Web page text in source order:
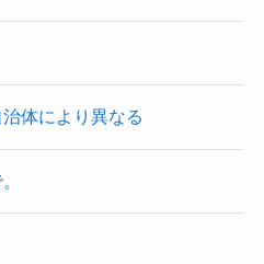
体により異なる